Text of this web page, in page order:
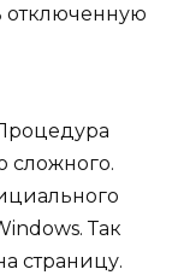
отключенную
сложного.
Так
страницу.